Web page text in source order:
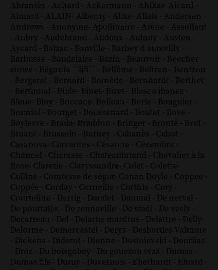
Abrantès - Achard - Ackermann - Ahikar- Aicard -
Aimard - ALAIN- Alberny - Alixe- Allais - Andersen -
Andrews - Anonyme- Apollinaire - Arène - Assollant
- Aubry - Audebrand - Audoux - Aulnoy - Austen -
Aycard - Balzac - Banville - Barbey d aurevilly -
Barbusse - Baudelaire - Bazin - Beauvoir - Beecher
stowe - Bégonia ´´lili´´ - Bellême - Beltran - Bentzon
- Bergerat - Bernard - Bernède - Bernhardt - Berthet
- Berthoud - Bible- Binet- Bizet - Blasco ibanez -
Bleue- Bloy - Boccace- Boileau - Borie - Bouguier -
Bouniol - Bourget - Boussenard - Boutet - Bove -
Boylesve - Brada- Braddon - Bringer - Brontë - Brot -
Bruant - Brussolo - Burney - Cabanès - Cabot -
Casanova- Cervantes - Césanne - Cézembre -
Chancel - Charasse - Chateaubriand - Chevalier à la
Rose- Claretie - Claryssandre- Colet - Colette-
Collins - Comtesse de ségur- Conan Doyle - Coppee -
Coppée - Corday - Corneille - Corthis - Cory -
Courteline - Darrig - Daudet - Daumal - De nerval -
De pourtalès - De renneville - De staël - De vesly -
Decarreau - Del - Delarue mardrus - Delattre - Delly-
Delorme - Demercastel - Derys - Desbordes Valmore
- Dickens - Diderot - Dionne - Dostoïevski - Dourliac
- Droz - Du boisgobey - Du gouezou vraz - Dumas -
Dumas fils - Duruy - Duvernois - Eberhardt - Eluard -